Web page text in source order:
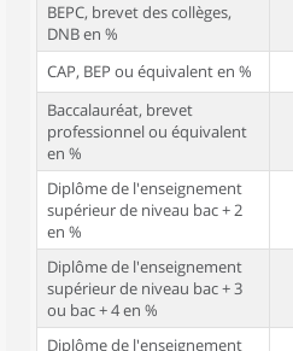
BEPC, brevet des collèges,
DNB en %
CAP, BEP ou équivalent en %
Baccalauréat, brevet
professionnel ou équivalent
en %
Diplôme de l'enseignement
supérieur de niveau bac + 2
en %
Diplôme de l'enseignement
supérieur de niveau bac + 3
ou bac + 4 en %
Diplôme de l'enseignement